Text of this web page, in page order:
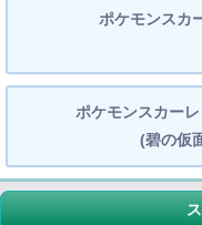
ポケモンスカ
ポケモンスカー
(碧の仮